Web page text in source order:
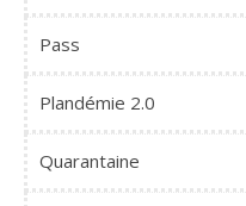
Pass
Plandémie 2.0
Quarantaine